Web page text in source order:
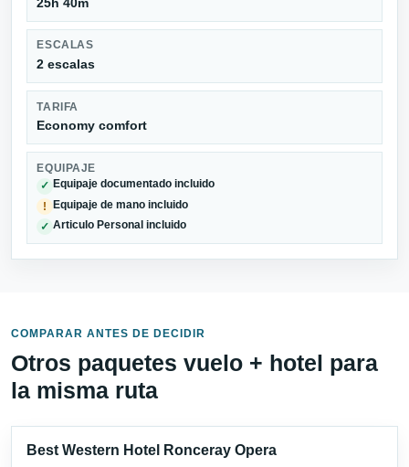
ESCALAS
2 escalas
TARIFA
Economy comfort
EQUIPAJE
✓ Equipaje documentado incluido
! Equipaje de mano incluido
✓ Articulo Personal incluido
COMPARAR ANTES DE DECIDIR
Otros paquetes vuelo + hotel para
la misma ruta
Best Western Hotel Ronceray Opera